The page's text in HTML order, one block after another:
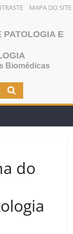
MAPA DO SITE
PATOLOGIA E
Biomédicas
do